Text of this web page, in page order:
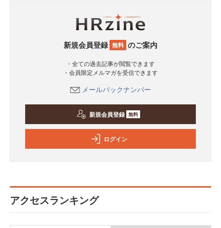
新規会員登録 無料 のご案内
・全ての過去記事が閲覧できます
・会員限定メルマガを受信できます
メールバックナンバー
新規会員登録 無料
ログイン
アクセスランキング